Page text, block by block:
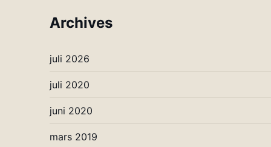
Archives
juli 2026
juli 2020
juni 2020
mars 2019